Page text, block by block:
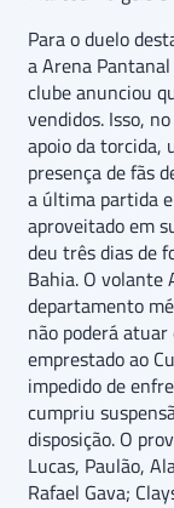
Para o duelo
a Arena
clube anunciou
vendidos. Isso,
apoio da torcida,
presença de fãs
a última partida
aproveitado em
deu três dias de
Bahia. O volante
departamento
não poderá
emprestado ao
impedido de
cumpriu
disposição. O
Lucas, Paulão,
Rafael Gava;